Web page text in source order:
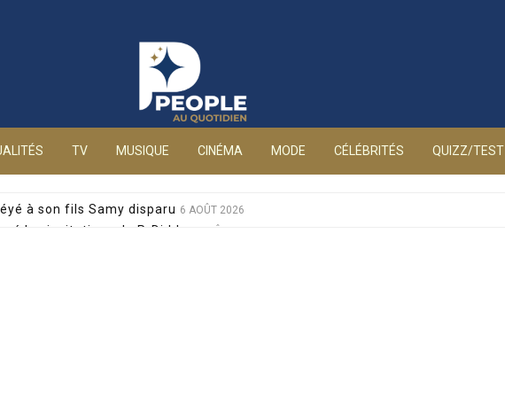
People au quotidien
TV MUSIQUE CINÉMA MODE CÉLÉBRITÉS QUIZZ/TEST
à son fils Samy disparu 6 AOÛT 2026
les invitations de P. Diddy